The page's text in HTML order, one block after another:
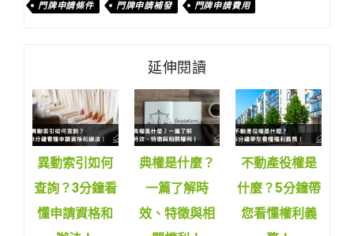
門牌申請條件 門牌申請補發 門牌申請費用
延伸閱讀
異動索引如何
查詢？3分鐘看
懂申請資格和
典權是什麼？
一篇了解時
效、特徵與相
不動產役權是
什麼？5分鐘帶
您看懂權利義